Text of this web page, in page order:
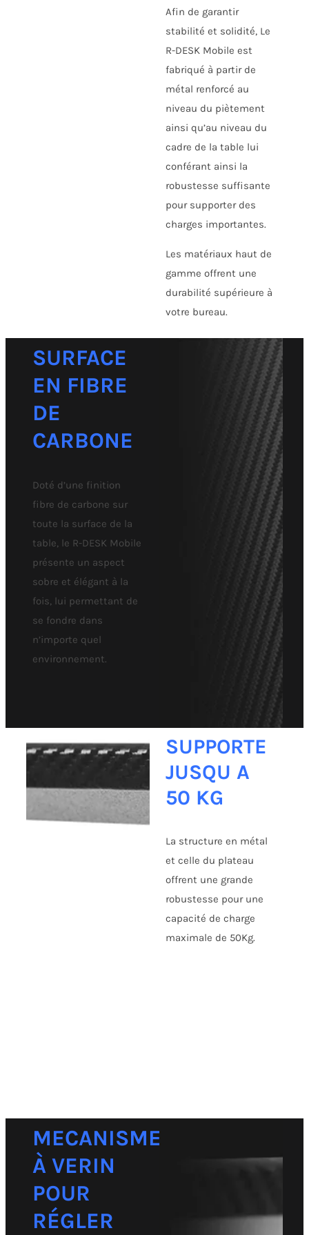
Afin de garantir
stabilité et solidité, Le
R-DESK Mobile est
fabriqué à partir de
métal renforcé au
niveau du piètement
ainsi qu’au niveau du
cadre de la table lui
conférant ainsi la
robustesse suffisante
pour supporter des
charges importantes.
Les matériaux haut de
gamme offrent une
durabilité supérieure à
votre bureau.
SURFACE
EN FIBRE
DE
CARBONE
Doté d’une finition
fibre de carbone sur
toute la surface de la
table, le R-DESK Mobile
présente un aspect
sobre et élégant à la
fois, lui permettant de
se fondre dans
n’importe quel
environnement.
SUPPORTE
JUSQU A
50 KG
La structure en métal
et celle du plateau
offrent une grande
robustesse pour une
capacité de charge
maximale de 50Kg.
MECANISME
À VERIN
POUR
RÉGLER